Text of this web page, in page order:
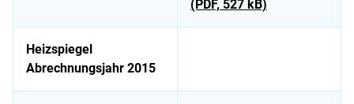
(PDF, 527 kB)
Heizspiegel
Abrechnungsjahr 2015